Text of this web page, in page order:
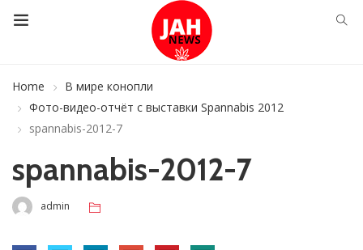
Home
В мире конопли
Фото-видео-отчёт с выставки Spannabis 2012
spannabis-2012-7
spannabis-2012-7
admin